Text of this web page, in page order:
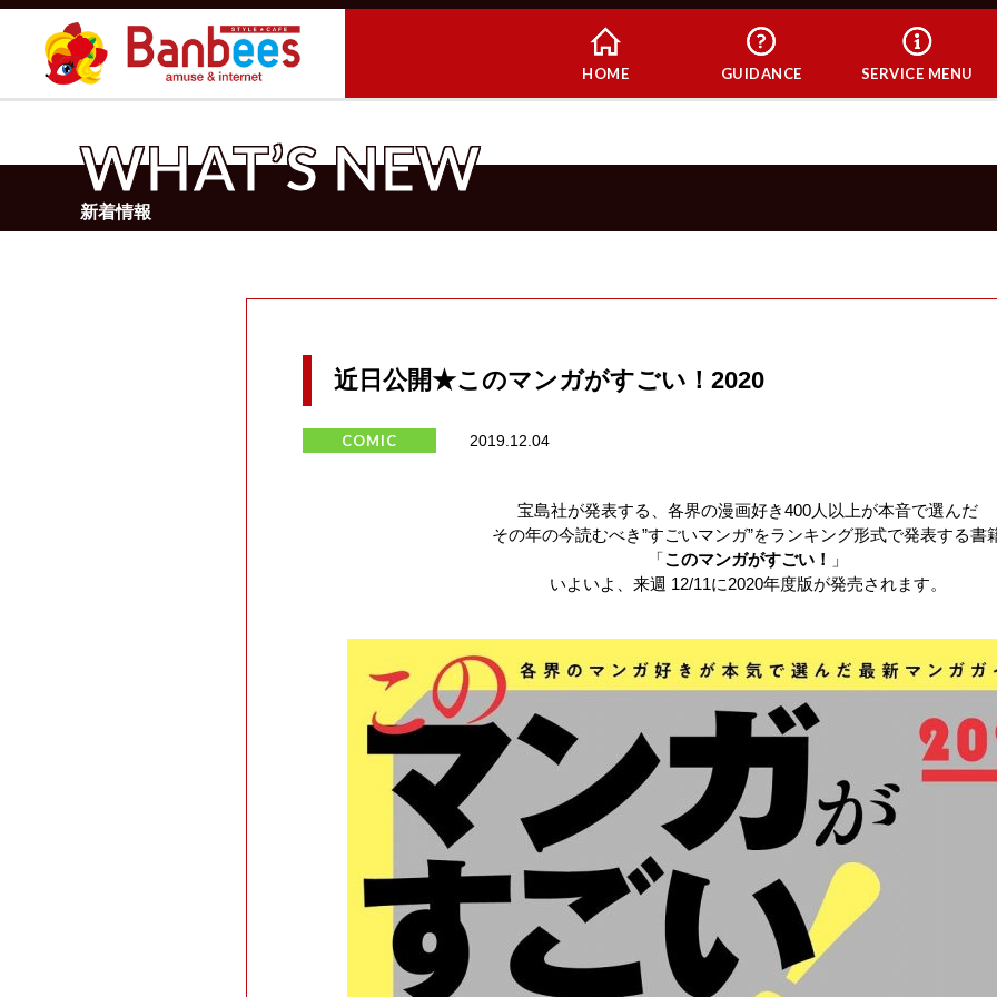
HOME GUIDANCE SERVICE MENU
WHAT’S NEW
新着情報
近日公開★このマンガがすごい！2020
COMIC 2019.12.04
宝島社が発表する、各界の漫画好き400人以上が本音で選んだ
その年の今読むべき”すごいマンガ”をランキング形式で発表する書
「このマンガがすごい！
」
いよいよ、来週 12/11に2020年度版が発売されます。